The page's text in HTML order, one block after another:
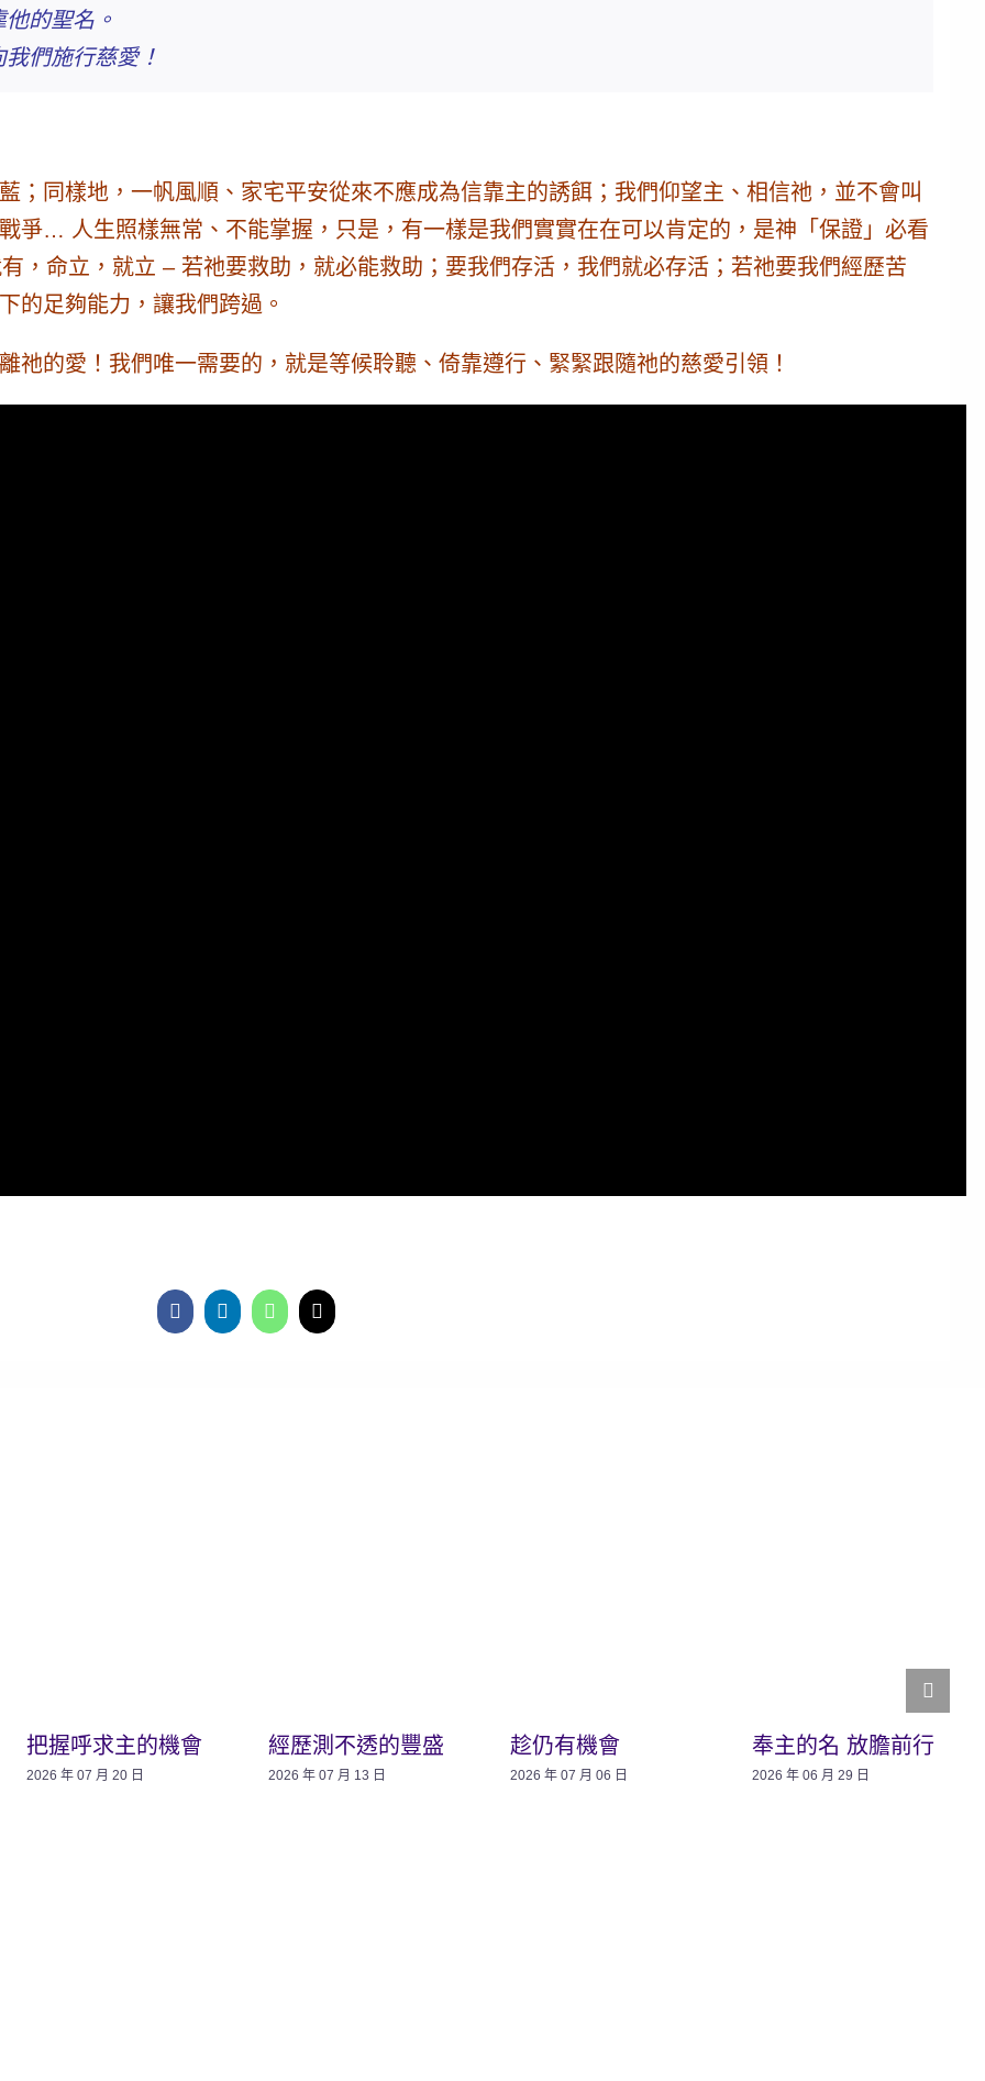
的聖名。
們施行慈愛！
；同樣地，一帆風順、家宅平安從來不應成為信靠主的誘餌；我們仰望主、相信祂，並不會叫
爭… 人生照樣無常、不能掌握，只是， 有一樣是我們實實在在可以肯定的，是神「保證」必看
，命立，就立 – 若祂要救助，就必能救助；要我們存活，我們就必存活；若祂要我們經歷苦
的足夠能力，讓我們跨過。
祂的愛！我們唯一需要的，就是等候聆聽、倚靠遵行、緊緊跟隨祂的慈愛引領！
把握呼求主的機會
2026 年 07 月 20 日
經歷測不透的豐盛
2026 年 07 月 13 日
趁仍有機會
2026 年 07 月 06 日
奉主的名 放膽前行
2026 年 06 月 29 日